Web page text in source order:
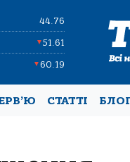
44.76
▼51.61
▼60.19
СТАТТІ